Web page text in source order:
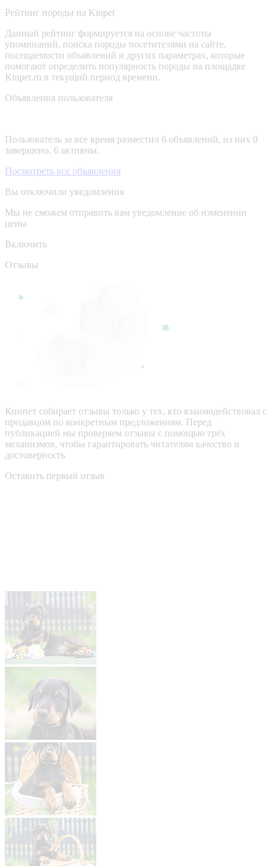
Рейтинг породы на Kinpet
Данный рейтинг формируется на основе частоты
упоминаний, поиска породы посетителями на сайте,
посещаемости объявлений и других параметрах, которые
помогают определить популярность породы на площадке
Kinpet.ru в текущий период времени.
Объявления пользователя
Пользователь за все время разместил 6 объявлений, из них 0
завершено, 6 активны.
Посмотреть все объявления
Вы отключили уведомления
Мы не сможем отправить вам уведомление об изменении
цены
Включить
Отзывы
Кинпет собирает отзывы только у тех, кто взаимодействовал с
продавцом по конкретным предложениям. Перед
публикацией мы проверяем отзывы с помощью трёх
механизмов, чтобы гарантировать читателям качество и
достоверность
Оставить первый отзыв